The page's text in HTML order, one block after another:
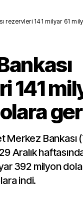
rezervleri 141 milyar 61
141
Merkez Bankası
Aralık
392 milyon
indi.